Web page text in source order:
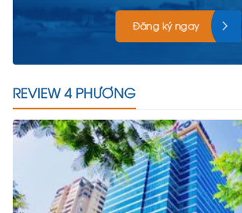
Đăng ký ngay
REVIEW 4 PHƯƠNG